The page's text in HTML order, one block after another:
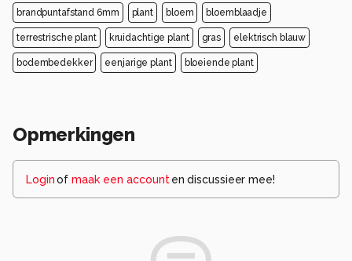
brandpuntafstand 6mm plant bloem bloemblaadje
terrestrische plant kruidachtige plant gras elektrisch blauw
bodembedekker eenjarige plant bloeiende plant
Opmerkingen
Loginof maak een account en discussieer mee!